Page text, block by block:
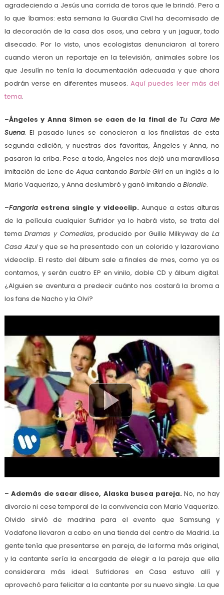
agradeciendo a Jesús una corrida de toros que le brindó. Pero a
lo que íbamos: esta semana la Guardia Civil ha decomisado de
la decoración de la casa dos osos, una cebra y un jaguar, todo
disecado. Por lo visto, unos ecologistas denunciaron al torero
cuando vieron un reportaje en la televisión, animales sobre los
que Jesulín no tenía la documentación adecuada y que ahora
podrán verse en diferentes museos.Aquí puedes leer más del
tema.
–Ángeles y Anna Simon se caen de la final de Tu Cara Me
Suena. El pasado lunes se conocieron a los finalistas de esta
segunda edición, y nuestras dos favoritas, Ángeles y Anna, no
pasaron la criba. Pese a todo, Ángeles nos dejó una maravillosa
imitación de Lene de Aquacantando Barbie Girlen un inglés a lo
Mario Vaquerizo, y Anna deslumbró y ganó imitando a Blondie.
–Fangoriaestrena single y videoclip.Aunque a estas alturas
de la película cualquier Sufridor ya lo habrá visto, se trata del
tema Dramas y Comedias, producido por Guille Milkyway deLa
Casa Azuly que se ha presentado con un colorido y lazaroviano
videoclip. El resto del álbum sale a finales de mes, como ya os
contamos, y serán cuatro EP en vinilo, doble CD y álbum digital.
¿Alguien se aventura a predecir cuánto nos costará la broma a
los fans de Nacho y la Olvi?
–Además de sacar disco, Alaska busca pareja. No, no hay
divorcio ni cese temporal de la convivencia con Mario Vaquerizo.
Olvido sirvió de madrina para el evento que Samsung y
Vodafone llevaron a cabo en una tienda del centro de Madrid. La
gente tenía que presentarse en pareja, de la forma más original,
y la cantante sería la encargada de elegir a la pareja que ella
considerara más ideal. Sufridores en Casa estuvo allí y
aprovechó para felicitar a la cantante por su nuevo single. La que